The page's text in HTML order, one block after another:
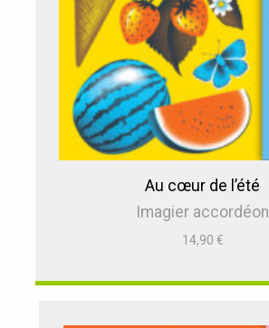
Au cœur de l’été
Imagier accordéon
14,90 €